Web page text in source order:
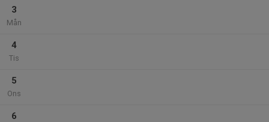
3
Mån
4
Tis
5
Ons
6